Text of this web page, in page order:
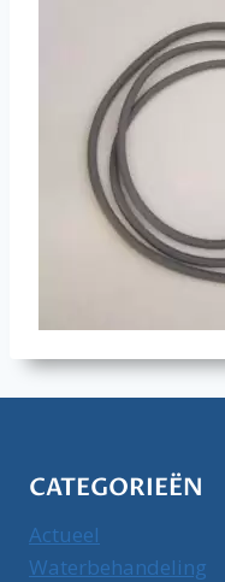
CATEGORIEËN
Actueel
Waterbehandeling